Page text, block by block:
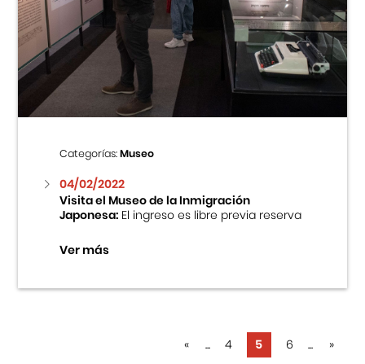
Categorías:Museo
04/02/2022
Visita el Museo de la Inmigración
Japonesa:El ingreso es libre previa reserva
Ver más
« ... 4 5 6 ... »